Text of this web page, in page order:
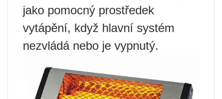
jako pomocný prostředek
vytápění, když hlavní systém
nezvládá nebo je vypnutý.